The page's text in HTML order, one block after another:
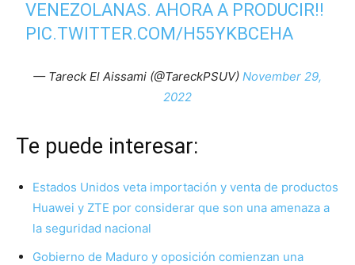
VENEZOLANAS. AHORA A PRODUCIR!!
PIC.TWITTER.COM/H55YKBCEHA
— Tareck El Aissami (@TareckPSUV) November 29,
2022
Te puede interesar:
Estados Unidos veta importación y venta de productos
Huawei y ZTE por considerar que son una amenaza a
la seguridad nacional
Gobierno de Maduro y oposición comienzan una